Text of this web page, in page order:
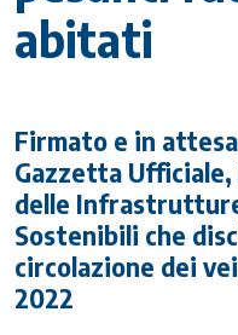
abitati
Firmato e in
Gazzetta
delle
Sostenibili che
circolazione dei
2022